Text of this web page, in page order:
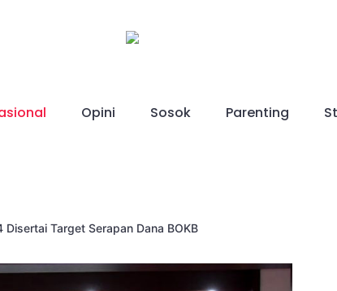
Opini Sosok Parenting
Disertai Target Serapan Dana BOKB